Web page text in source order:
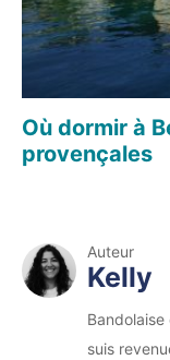
Où dormir à
provençales
Auteur
Kelly
suis